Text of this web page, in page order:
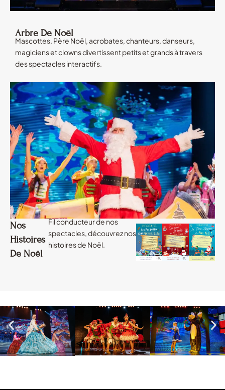
Arbre De Noël
Mascottes, Père Noël, acrobates, chanteurs, danseurs,
magiciens et clowns divertissent petits et grands à travers
des spectacles interactifs.
Nos
Histoires
De Noël
Fil conducteur de nos
spectacles, découvrez nos
histoires de Noël.